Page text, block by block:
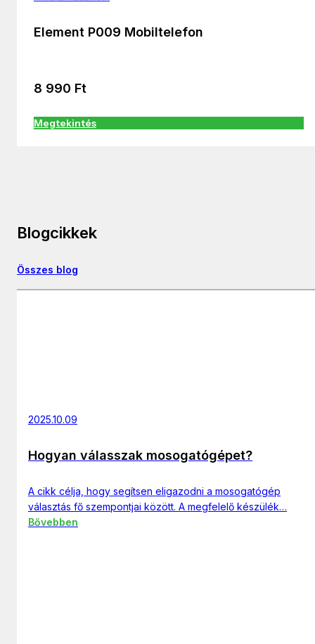
Element P009 Mobiltelefon
8 990 Ft
Megtekintés
Blogcikkek
Összes blog
2025.10.09
Hogyan válasszak mosogatógépet?
A cikk célja, hogy segítsen eligazodni a mosogatógép
választás fő szempontjai között. A megfelelő készülék…
Bővebben